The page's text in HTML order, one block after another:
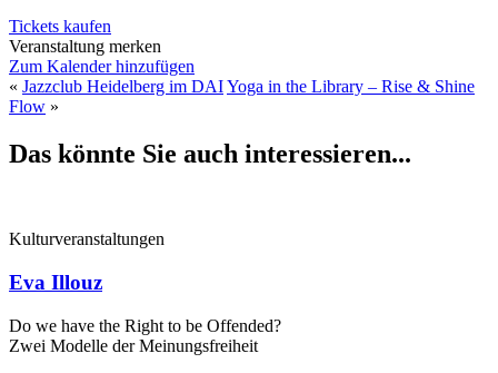
Tickets kaufen
Veranstaltung merken
Zum Kalender hinzufügen
« Jazzclub Heidelberg im DAIYoga in the Library – Rise & Shine
Flow »
Das könnte Sie auch interessieren...
Kulturveranstaltungen
Eva Illouz
Do we have the Right to be Offended?
Zwei Modelle der Meinungsfreiheit